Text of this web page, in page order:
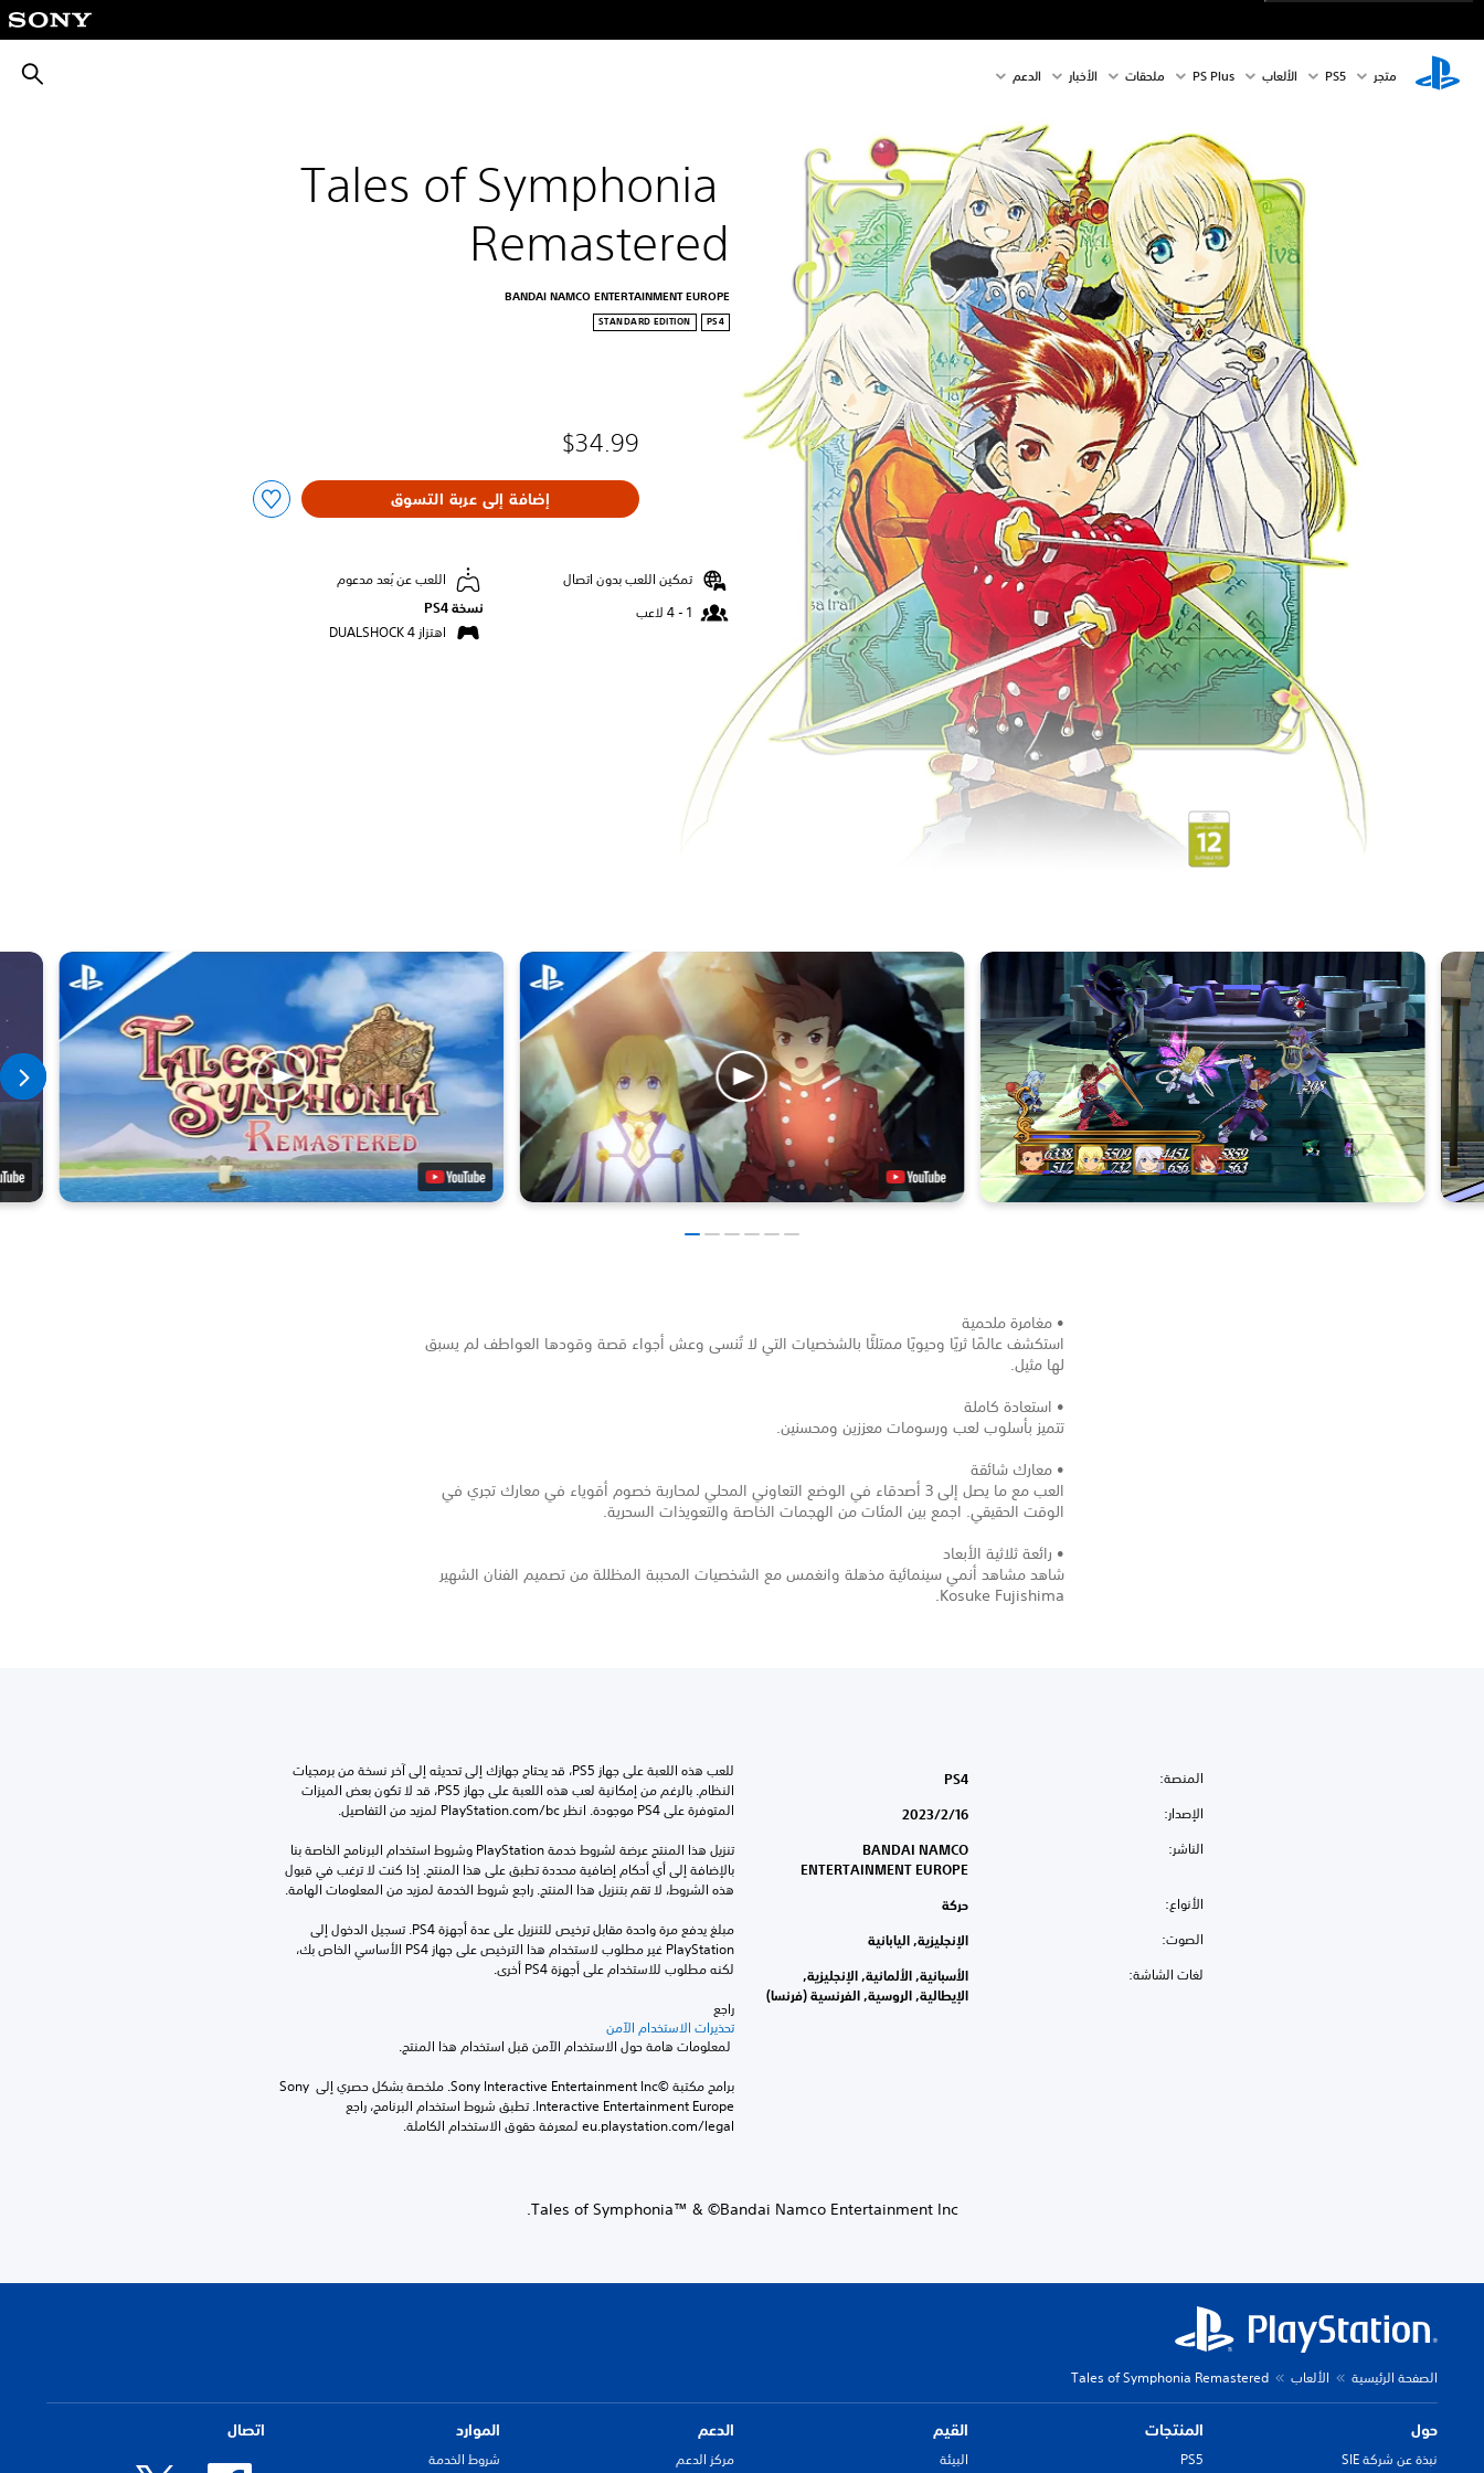
متجر PS5‏ الألعاب PS Plus ملحقات الأخبار الدعم
Tales of Symphonia
Remastered
BANDAI NAMCO ENTERTAINMENT EUROPE
PS4
STANDARD EDITION
$34.99
إضافة إلى عربة التسوق
تمكين اللعب بدون اتصال
اللعب عن بُعد مدعوم
نسخة PS4‏
اهتزاز DUALSHOCK 4‏
• مغامرة ملحمية
استكشف عالمًا ثريًا وحيويًا ممتلئًا بالشخصيات التي لا تُنسى وعش أجواء قصة وقودها العواطف لم يسبق
لها مثيل.
• استعادة كاملة
تتميز بأسلوب لعب ورسومات معززين ومحسنين.
• معارك شائقة
العب مع ما يصل إلى 3 أصدقاء في الوضع التعاوني المحلي لمحاربة خصوم أقوياء في معارك تجري في
الوقت الحقيقي. اجمع بين المئات من الهجمات الخاصة والتعويذات السحرية.
• رائعة ثلاثية الأبعاد
شاهد مشاهد أنمي سينمائية مذهلة وانغمس مع الشخصيات المحببة المظللة من تصميم الفنان الشهير
Kosuke Fujishima.
المنصة: PS4
الإصدار: 16‏/2‏/2023
الناشر:
BANDAI NAMCO
ENTERTAINMENT EUROPE
الأنواع: حركة
الصوت: الإنجليزية, اليابانية
لغات الشاشة:
الأسبانية, الألمانية, الإنجليزية,
الإيطالية, الروسية, الفرنسية (فرنسا)
للعب هذه اللعبة على جهاز PS5، قد يحتاج جهازك إلى تحديثه إلى آخر نسخة من برمجيات
النظام. بالرغم من إمكانية لعب هذه اللعبة على جهاز PS5، قد لا تكون بعض الميزات
المتوفرة على PS4 موجودة. انظر ‎PlayStation.com/bc لمزيد من التفاصيل.
بالإضافة إلى أي أحكام إضافية محددة تطبق على هذا المنتج. إذا كنت لا ترغب في قبول
هذه الشروط، لا تقم بتنزيل هذا المنتج. راجع شروط الخدمة لمزيد من المعلومات الهامة.
مبلغ يدفع مرة واحدة مقابل ترخيص للتنزيل على عدة أجهزة PS4. تسجيل الدخول إلى
لكنه مطلوب للاستخدام على أجهزة PS4 أخرى.
راجع
تحذيرات الاستخدام الآمن
برامج مكتبة ©Sony Interactive Entertainment Inc. ملخصة بشكل حصري إلى Sony
eu.playstation.com/legal لمعرفة حقوق الاستخدام الكاملة.
Tales of Symphonia™ & ©Bandai Namco Entertainment Inc.
الصفحة الرئيسية الألعاب Tales of Symphonia Remastered
حول
نبذة عن شركة SIE
المنتجات
PS5
القيم
البيئة
الدعم
مركز الدعم
الموارد
شروط الخدمة
اتصال